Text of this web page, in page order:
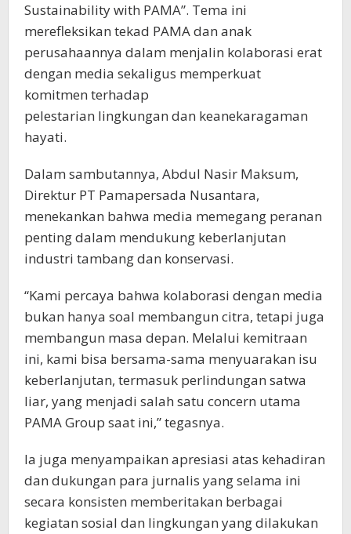
Sustainability with PAMA”. Tema ini
merefleksikan tekad PAMA dan anak
perusahaannya dalam menjalin kolaborasi erat
dengan media sekaligus memperkuat
komitmen terhadap
pelestarian lingkungan dan keanekaragaman
hayati.
Dalam sambutannya, Abdul Nasir Maksum,
Direktur PT Pamapersada Nusantara,
menekankan bahwa media memegang peranan
penting dalam mendukung keberlanjutan
industri tambang dan konservasi.
“Kami percaya bahwa kolaborasi dengan media
bukan hanya soal membangun citra, tetapi juga
membangun masa depan. Melalui kemitraan
ini, kami bisa bersama-sama menyuarakan isu
keberlanjutan, termasuk perlindungan satwa
liar, yang menjadi salah satu concern utama
PAMA Group saat ini,” tegasnya.
Ia juga menyampaikan apresiasi atas kehadiran
dan dukungan para jurnalis yang selama ini
secara konsisten memberitakan berbagai
kegiatan sosial dan lingkungan yang dilakukan